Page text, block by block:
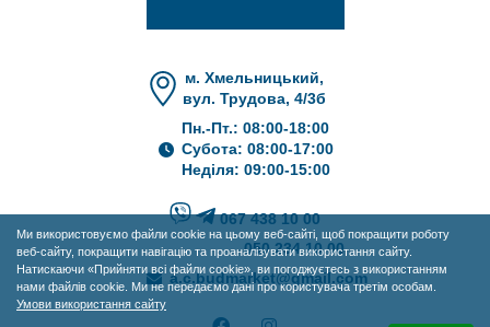
Ми використовуємо файли cookie на цьому веб-сайті, щоб покращити роботу
веб-сайту, покращити навігацію та проаналізувати використання сайту.
Натискаючи «Прийняти всі файли cookie», ви погоджуєтесь з використанням
нами файлів cookie. Ми не передаємо дані про користувача третім особам.
Умови використання сайту
м. Хмельницький,
вул. Трудова, 4/3б
Пн.-Пт.: 08:00-18:00
Субота: 08:00-17:00
Неділя: 09:00-15:00
067 438 10 00
050 234 10 00
a.c.budmarket@gmail.com